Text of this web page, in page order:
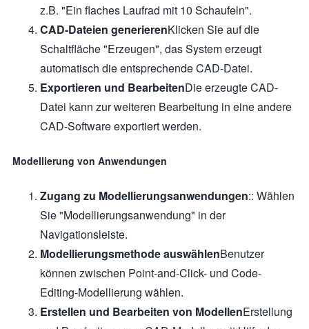
z.B. "Ein flaches Laufrad mit 10 Schaufeln".
CAD-Dateien generierenKlicken Sie auf die
Schaltfläche "Erzeugen", das System erzeugt
automatisch die entsprechende CAD-Datei.
Exportieren und BearbeitenDie erzeugte CAD-
Datei kann zur weiteren Bearbeitung in eine andere
CAD-Software exportiert werden.
Modellierung von Anwendungen
Zugang zu Modellierungsanwendungen:: Wählen
Sie "Modellierungsanwendung" in der
Navigationsleiste.
Modellierungsmethode auswählenBenutzer
können zwischen Point-and-Click- und Code-
Editing-Modellierung wählen.
Erstellen und Bearbeiten von ModellenErstellung